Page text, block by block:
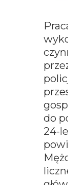
do
24-